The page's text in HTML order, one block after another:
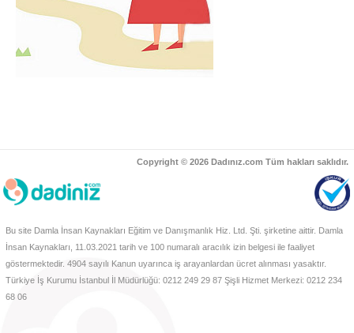
Copyright © 2026 Dadınız.com Tüm hakları saklıdır.
Bu site Damla İnsan Kaynakları Eğitim ve Danışmanlık Hiz. Ltd. Şti. şirketine aittir. Damla
İnsan Kaynakları, 11.03.2021 tarih ve 100 numaralı aracılık izin belgesi ile faaliyet
göstermektedir. 4904 sayılı Kanun uyarınca iş arayanlardan ücret alınması yasaktır.
Türkiye İş Kurumu İstanbul İl Müdürlüğü: 0212 249 29 87 Şişli Hizmet Merkezi: 0212 234
68 06